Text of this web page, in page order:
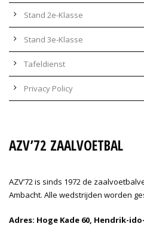
Stand 2e-Klasse
Stand 3e-Klasse
Tafeldienst
Privacy Policy
AZV’72 ZAALVOETBAL
AZV’72 is sinds 1972 de
Ambacht. Alle wedstrijden worden
Adres: Hoge Kade 60, Hendrik-